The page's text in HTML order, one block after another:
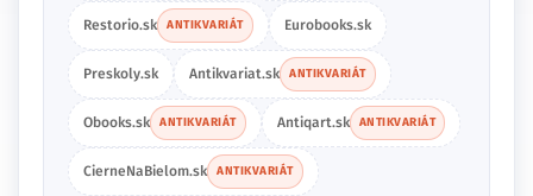
Restorio.sk ANTIKVARIÁT Eurobooks.sk
Preskoly.sk Antikvariat.sk ANTIKVARIÁT
Obooks.sk ANTIKVARIÁT Antiqart.sk ANTIKVARIÁT
CierneNaBielom.sk ANTIKVARIÁT